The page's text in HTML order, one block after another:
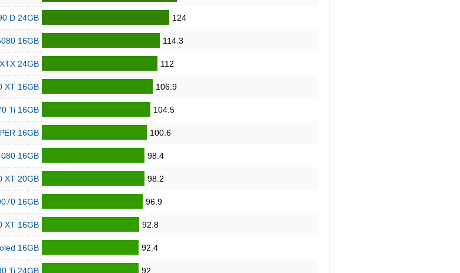
D 24GB 124
16GB 114.3
24GB 112
XT 16GB 106.9
Ti 16GB 104.5
16GB 100.6
16GB 98.4
XT 20GB 98.2
16GB 96.9
XT 16GB 92.8
16GB 92.4
Ti 24GB 92